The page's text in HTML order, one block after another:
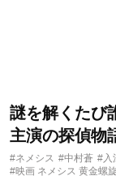
謎を解くたび
主演の探偵物
#ネメシス #中村蒼 #入
#映画 ネメシス 黄金螺